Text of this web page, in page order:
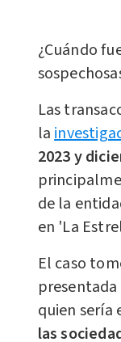
¿Cuándo
Las
la
2023 y
de la
en 'La
El caso
presentada
quien sería
las